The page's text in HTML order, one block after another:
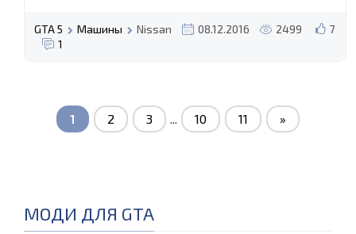
7
GTA 5 Машины Nissan 08.12.2016
2499
1
1 2 3 ... 10 11 »
МОДИ ДЛЯ GTA